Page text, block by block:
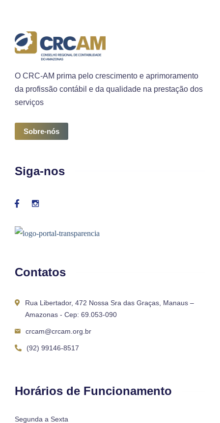
O CRC-AM prima pelo crescimento e aprimoramento
da profissão contábil e da qualidade na prestação dos
serviços
Sobre-nós
Siga-nos
Contatos
Rua Libertador, 472 Nossa Sra das Graças, Manaus –
Amazonas - Cep: 69.053-090
crcam@crcam.org.br
(92) 99146-8517
Horários de Funcionamento
Segunda a Sexta